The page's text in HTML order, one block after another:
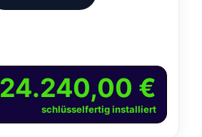
24.240,00 €
schlüsselfertig installiert